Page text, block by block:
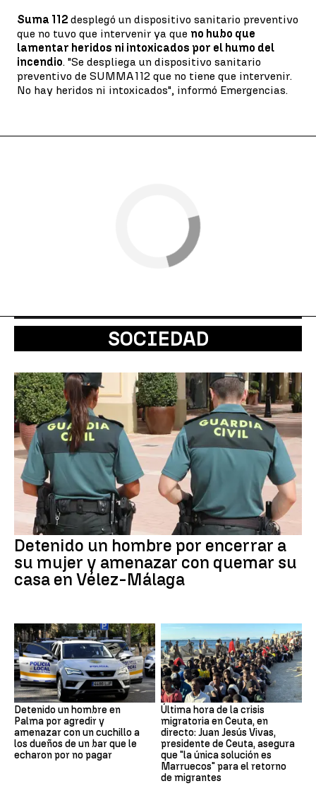
Suma 112 desplegó un dispositivo sanitario preventivo
que no tuvo que intervenir ya que no hubo que
lamentar heridos ni intoxicados por el humo del
incendio. "Se despliega un dispositivo sanitario
preventivo de SUMMA112 que no tiene que intervenir.
No hay heridos ni intoxicados", informó Emergencias.
SOCIEDAD
Detenido un hombre por encerrar a
su mujer y amenazar con quemar su
casa en Vélez-Málaga
Detenido un hombre en
Palma por agredir y
amenazar con un cuchillo a
los dueños de un bar que le
echaron por no pagar
Última hora de la crisis
migratoria en Ceuta, en
directo: Juan Jesús Vivas,
presidente de Ceuta, asegura
que "la única solución es
Marruecos" para el retorno
de migrantes